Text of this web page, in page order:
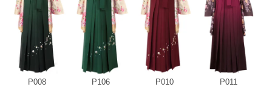
P008 P106 P010 P011